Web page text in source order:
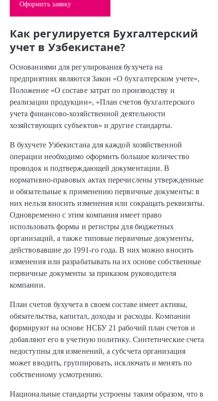
Оформить заявку
Как регулируется Бухгалтерский
учет в Узбекистане?
Основаниями для регулирования бухучета на
предприятиях являются Закон «О бухгалтерском учете»,
Положение «О составе затрат по производству и
реализации продукции», «План счетов бухгалтерского
учета финансово-хозяйственной деятельности
хозяйствующих субъектов» и другие стандарты.
В бухучете Узбекистана для каждой хозяйственной
операции необходимо оформить большое количество
проводок и подтверждающей документации. В
нормативно-правовых актах перечислены утвержденные
и обязательные к применению первичные документы: в
них нельзя вносить изменения или сокращать реквизиты.
Одновременно с этим компания имеет право
использовать формы и регистры для бюджетных
организаций, а также типовые первичные документы,
действовавшие до 1991-го года. В них можно вносить
изменения или разрабатывать на их основе собственные
первичные документы за приказом руководителя
компании.
План счетов бухучета в своем составе имеет активы,
обязательства, капитал, доходы и расходы. Компании
формируют на основе НСБУ 21 рабочий план счетов и
добавляют его в учетную политику. Синтетические счета
недоступны для изменений, а субсчета организация
может вводить, группировать, исключать и менять по
собственному усмотрению.
Национальные стандарты устроены таким образом, что в